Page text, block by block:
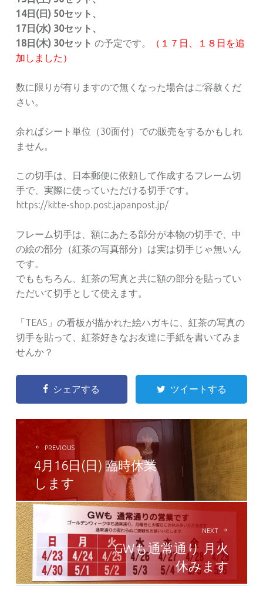
14日(日) 50セット、
17日(水) 30セット、
18日(木) 30セット の予定です。
（１７日、１８日を追
加しました）
数に限りが有りますので無くなった場合はご容赦くだ
さい。
余ればシート単位（30面付）での販売をするかもしれ
ません。
この切手は、日本郵便に依頼して作成するフレーム切
手で、実際に使っていただける切手です。
https://kitte-shop.post.japanpost.jp/
フレーム切手は、額にあたる部分が本物の切手で、中
の絵の部分（紅茶の写真部分）は実は切手じゃ無いん
です。
でももちろん、紅茶の写真と共に額の部分を貼ってい
ただいて切手として使えます。
「TEAS」の看板が描かれた絵ハガキに、紅茶の写真の
切手を貼って、紅茶好きなお友達に手紙を書いてみま
せんか？
シェアする ツイートする
POST
NAVIGATION
PREVIOUS
4月16日(日) 臨時休業
します
NEXT
GWも通常通り 月火
休みます